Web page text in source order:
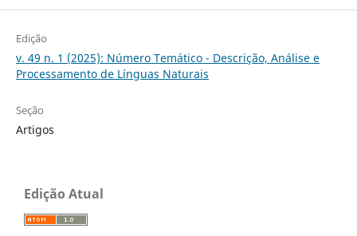
Edição
v. 49 n. 1 (2025): Número Temático - Descrição, Análise e
Processamento de Línguas Naturais
Seção
Artigos
Edição Atual